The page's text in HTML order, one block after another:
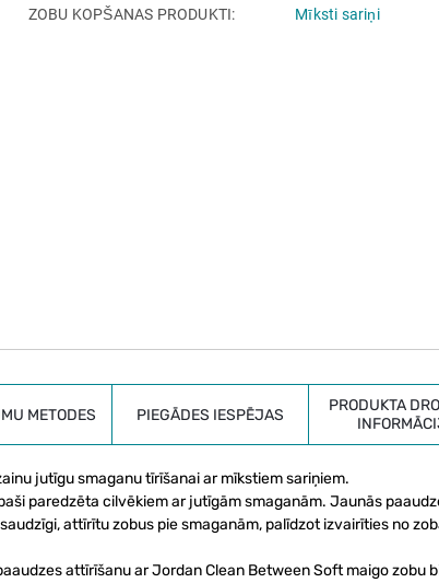
ZOBU KOPŠANAS PRODUKTI Mīksti sariņi
METODES PIEGĀDES IESPĒJAS
PRODUKTA
jutīgu smaganu tīrīšanai ar mīkstiem sariņiem.
paredzēta cilvēkiem ar jutīgām smaganām. Jaunās
attīrītu zobus pie smaganām, palīdzot izvairīties no
attīrīšanu ar Jordan Clean Between Soft maigo zobu